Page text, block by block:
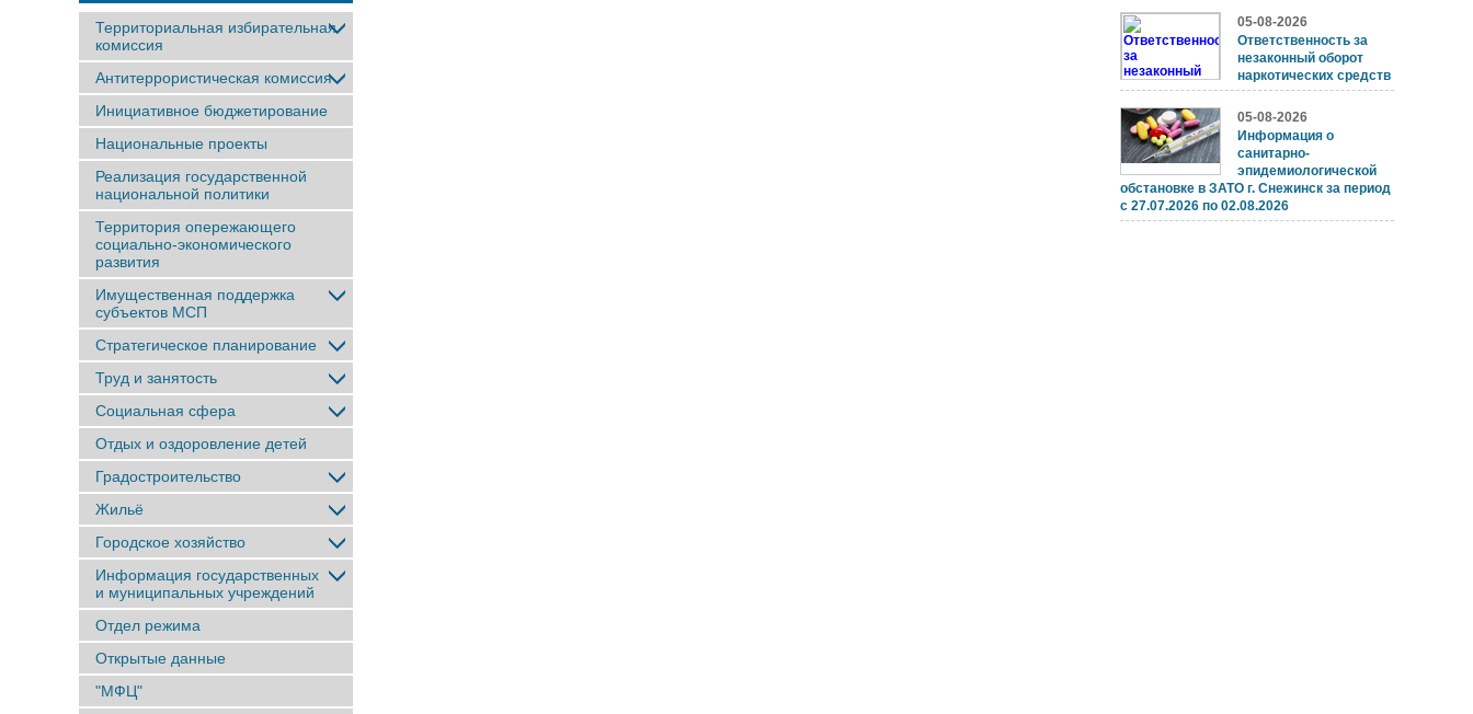
Территориальная избирательная
комиссия
Антитеррористическая комиссия
Инициативное бюджетирование
Национальные проекты
Реализация государственной
национальной политики
Территория опережающего
социально-экономического
развития
Имущественная поддержка
субъектов МСП
Стратегическое планирование
Труд и занятость
Социальная сфера
Отдых и оздоровление детей
Градостроительство
Жильё
Городское хозяйство
Информация государственных
и муниципальных учреждений
Отдел режима
Открытые данные
"МФЦ"
05-08-2026
Ответственность за
незаконный оборот
наркотических средств
05-08-2026
Информация о
санитарно-
эпидемиологической
обстановке в ЗАТО г. Снежинск за период
с 27.07.2026 по 02.08.2026